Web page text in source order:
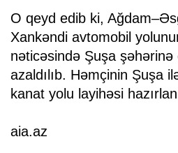
O qeyd edib ki,
Xankəndi avtomobil
nəticəsində Şuşa
azaldılıb. Həmçinin Şuşa
kanat yolu layihəsi
aia.az